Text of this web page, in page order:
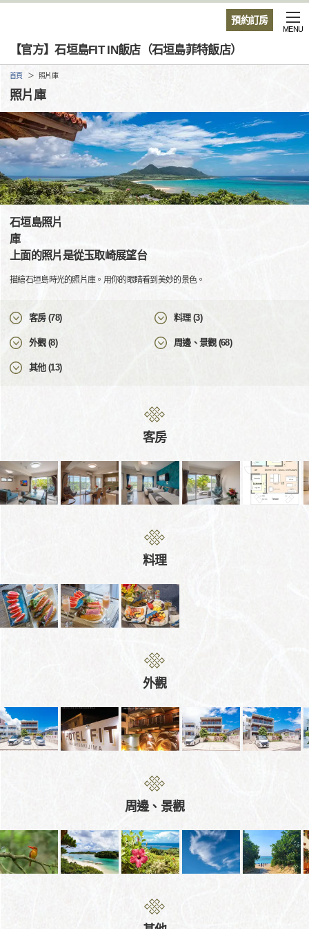
預約訂房
【官方】石垣島FIT IN飯店（石垣島菲特飯店）
MENU
首頁 照片庫
照片庫
石垣島照片
上面的照片是從玉取崎展望台
描繪石垣島時光的照片庫。用你的眼睛看到美妙的景色。
客房 (78) 料理 (3)
外觀 (8) 周邊、景觀 (68)
其他 (13)
客房
料理
外觀
周邊、景觀